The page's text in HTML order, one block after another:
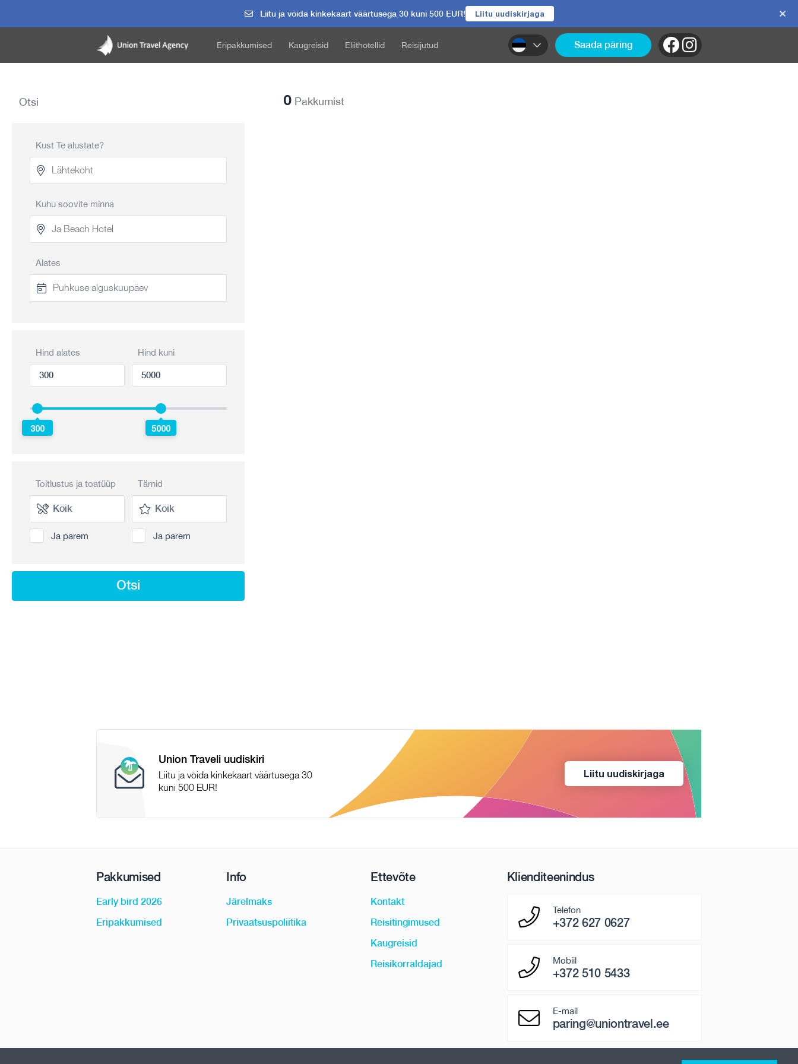
Liitu ja võida kinkekaart väärtusega 30 kuni 500 EUR! Liitu uudiskirjaga
Eripakkumised Kaugreisid Eliithotellid Reisijutud Saada päring
Otsi
Kust Te alustate?
Kuhu soovite minna
Alates
Hind alates Hind kuni
300 5000
Toitlustus ja toatüüp
Ja parem
Tärnid
Ja parem
Otsi
0 Pakkumist
Union Traveli uudiskiri
Liitu ja võida kinkekaart väärtusega 30
kuni 500 EUR!
Liitu uudiskirjaga
Pakkumised
Early bird 2026
Eripakkumised
Info
Järelmaks
Privaatsuspoliitika
Ettevõte
Kontakt
Reisitingimused
Kaugreisid
Reisikorraldajad
Klienditeenindus
Telefon
+372 627 0627
Mobiil
+372 510 5433
E-mail
paring@uniontravel.ee